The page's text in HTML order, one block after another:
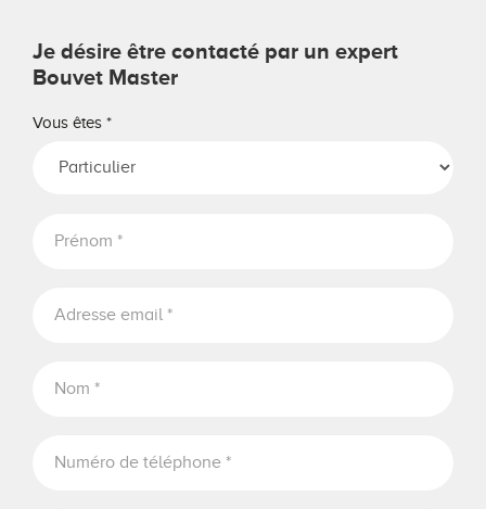
Je désire être contacté par un expert
Bouvet Master
Vous êtes *